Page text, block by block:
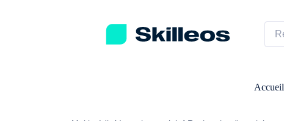
Passez directement au contenu principal
Accueil